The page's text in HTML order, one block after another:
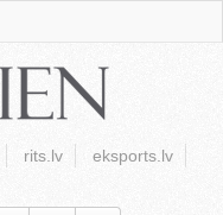
rits.lv
eksports.lv